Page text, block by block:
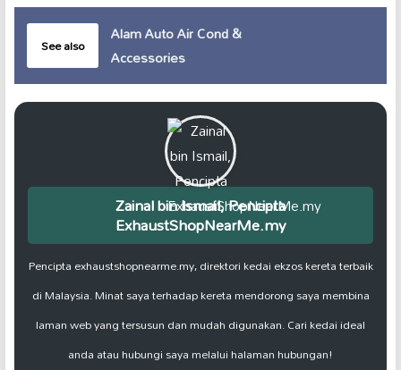
See also
Alam Auto Air Cond &
Accessories
Zainal bin Ismail, Pencipta
ExhaustShopNearMe.my
Pencipta exhaustshopnearme.my, direktori kedai ekzos kereta terbaik
di Malaysia. Minat saya terhadap kereta mendorong saya membina
laman web yang tersusun dan mudah digunakan. Cari kedai ideal
anda atau hubungi saya melalui halaman hubungan!